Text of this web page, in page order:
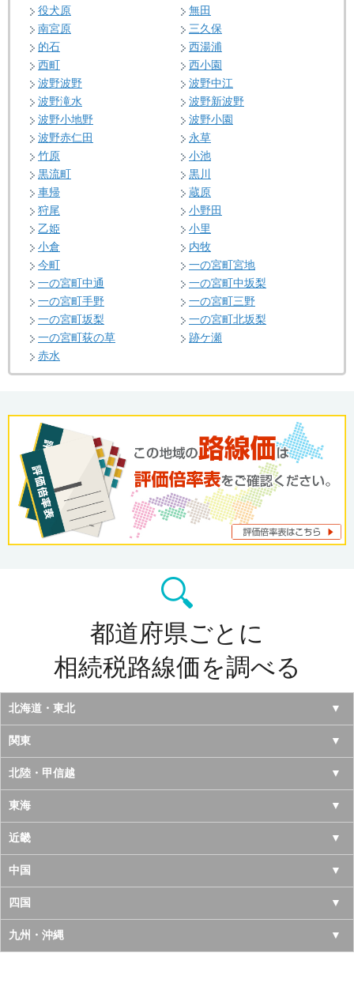
役犬原
無田
南宮原
三久保
的石
西湯浦
西町
西小園
波野波野
波野中江
波野滝水
波野新波野
波野小地野
波野小園
波野赤仁田
永草
竹原
小池
黒流町
黒川
車帰
蔵原
狩尾
小野田
乙姫
小里
小倉
内牧
今町
一の宮町宮地
一の宮町中通
一の宮町中坂梨
一の宮町手野
一の宮町三野
一の宮町坂梨
一の宮町北坂梨
一の宮町荻の草
跡ケ瀬
赤水
都道府県ごとに
相続税路線価を調べる
北海道・東北
北海道
青森県
岩手県
宮城県
秋田県
山形県
福島県
関東
東京都
神奈川県
千葉県
埼玉県
茨城県
栃木県
北陸・甲信越
山梨県
長野県
新潟県
富山県
石川県
東海
愛知県
岐阜県
三重県
静岡県
近畿
大阪府
京都府
兵庫県
中国
鳥取県
島根県
四国
徳島県
九州・沖縄